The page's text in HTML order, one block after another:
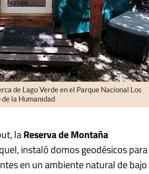
de Lago Verde en el Parque Nacional Los
la Humanidad
laReserva de Montaña
instalódomos geodésicospara
en un ambiente natural de bajo